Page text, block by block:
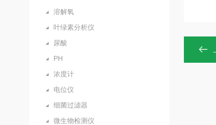
溶解氧
叶绿素分析仪
尿酸
PH
浓度计
电位仪
细菌过滤器
微生物检测仪